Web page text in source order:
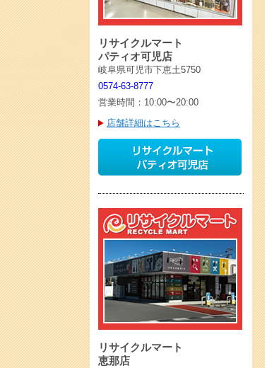
リサイクルマート
パティオ可児店
岐阜県可児市下恵土5750
0574-63-8777
営業時間：10:00〜20:00
店舗詳細はこちら
リサイクルマート
恵那店